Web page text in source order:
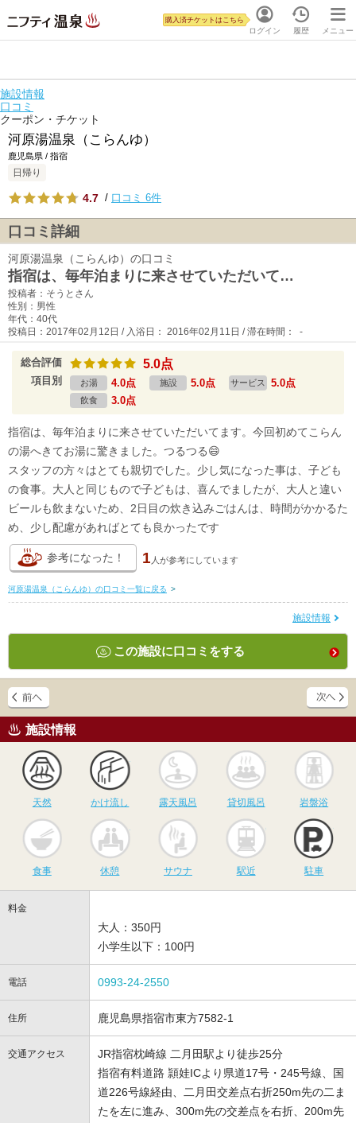
ログイン
購入済チケットはこちら
履歴 メニュー
施設情報
口コミ
クーポン・チケット
河原湯温泉（こらんゆ）
鹿児島県 / 指宿
日帰り
4.7 / 口コミ 6件
口コミ詳細
河原湯温泉（こらんゆ）の口コミ
指宿は、毎年泊まりに来させていただいて…
投稿者：そうとさん
性別：男性
年代：40代
投稿日：2017年02月12日 / 入浴日： 2016年02月11日 / 滞在時間： -
総合評価 5.0点
項目別 お湯 4.0点 施設 5.0点 サービス 5.0点
飲食 3.0点
指宿は、毎年泊まりに来させていただいてます。今回初めてこらん
の湯へきてお湯に驚きました。つるつる😄
スタッフの方々はとても親切でした。少し気になった事は、子ども
の食事。大人と同じもので子どもは、喜んでましたが、大人と違い
ビールも飲まないため、2日目の炊き込みごはんは、時間がかかるた
め、少し配慮があればとても良かったです
参考になった！ 1 人が参考にしています
河原湯温泉（こらんゆ）の口コミ一覧に戻る >
施設情報
この施設に口コミをする
施設情報
天然
かけ流し
かけ流し
露天風呂
露天風呂
貸切風呂
貸切風呂 岩盤浴
食事 休憩
サウナ
サウナ 駅近 駐車
料金
大人：350円
小学生以下：100円
電話 0993-24-2550
住所 鹿児島県指宿市東方7582-1
交通アクセス
JR指宿枕崎線 二月田駅より徒歩25分
指宿有料道路 頴娃ICより県道17号・245号線、国
道226号線経由、二月田交差点右折250m先の二ま
たを左に進み、300m先の交差点を右折、200m先